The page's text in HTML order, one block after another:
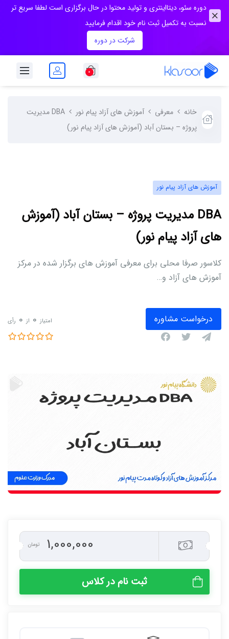
دوره سئو، دیتااینتری و تولید محتوا در حال برگزاری است لطفا سریع تر
نسبت به تکمیل ثبت نام خود اقدام فرمایید
شرکت در دوره
۰
خانه معرفی آموزش های آزاد پیام نور
DBA مدیریت
پروژه – بستان آباد (آموزش های آزاد پیام نور)
آموزش های آزاد پیام نور
DBA مدیریت پروژه – بستان آباد (آموزش
های آزاد پیام نور)
کلاسور صرفا محلی برای معرفی آموزش های برگزار شده در مرکز
آموزش های آزاد و…
درخواست مشاوره امتیاز 0 از 0 رأی
1,000,000 تومان
ثبت نام در کلاس